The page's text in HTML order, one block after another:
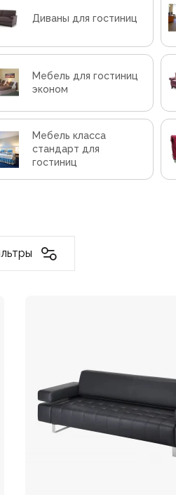
Диваны для гостиниц
Мебель для гостиниц
эконом
Мебель класса
стандарт для
гостиниц